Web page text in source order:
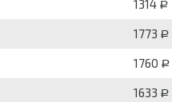
1314 Р
1773 Р
1760 Р
1633 Р